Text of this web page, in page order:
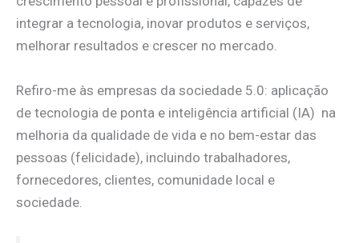
integrar a tecnologia, inovar produtos e serviços,
melhorar resultados e crescer no mercado.
Refiro-me às empresas da sociedade 5.0: aplicação
de tecnologia de ponta e inteligência artificial (IA) na
melhoria da qualidade de vida e no bem-estar das
pessoas (felicidade), incluindo trabalhadores,
fornecedores, clientes, comunidade local e
sociedade.